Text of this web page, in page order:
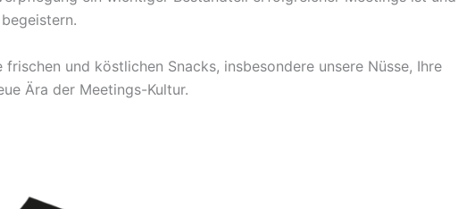
und köstlichen Snacks, insbesondere unsere Nüsse, Ihre
Ära der Meetings-Kultur.